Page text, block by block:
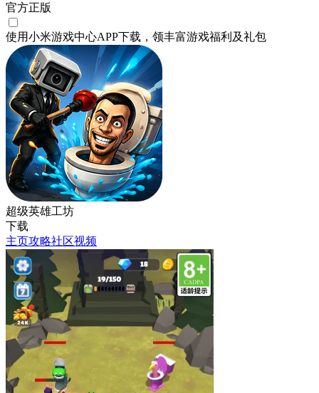
官方正版
使用小米游戏中心APP下载 ，领丰富游戏福利 及礼包
超级英雄工坊
下载
主页攻略社区视频